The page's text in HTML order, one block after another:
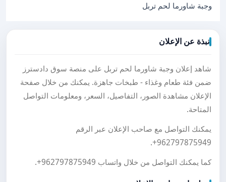
وجبة شاورما لحم تربل
نبذة عن الإعلان
شاهد إعلان وجبة شاورما لحم تربل على منصة سوق دادسترز
ضمن فئة طعام وغذاء - طبخات جاهزة. يمكنك من خلال صفحة
الإعلان مشاهدة الصور، التفاصيل، السعر، ومعلومات التواصل
المتاحة.
يمكنك التواصل مع صاحب الإعلان عبر الرقم
+962797875949
.
كما يمكنك التواصل من خلال واتساب +962797875949
.